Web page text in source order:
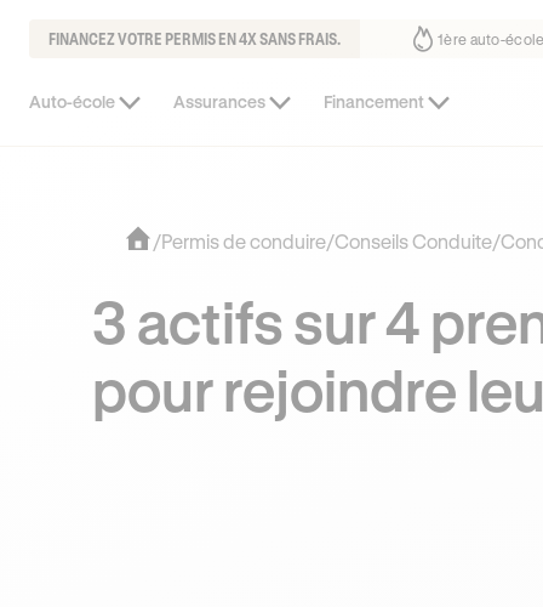
FINANCEZ VOTRE PERMIS EN 4X SANS FRAIS.
fait déjà confiance 30% moins chère que l’auto-école de votre
Auto-école Assurances Financement
/Permis de conduire/Conseils Conduite/
3 actifs sur 4
pour rejoindre